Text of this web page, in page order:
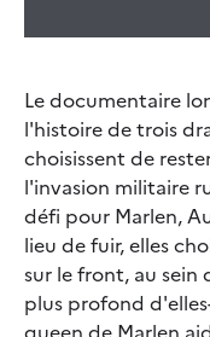
Le documentaire
l'histoire de trois
choisissent de
l'invasion militaire
défi pour Marlen,
lieu de fuir, elles
sur le front, au sein
plus profond